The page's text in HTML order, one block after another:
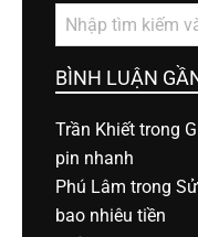
BÌNH LUẬN
Trần Khiết trong
pin nhanh
Phú Lâm trong
bao nhiêu tiền